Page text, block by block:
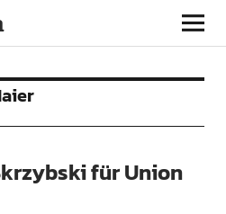
für Union